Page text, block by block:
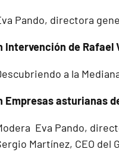
Pando, directora
Intervención de Rafael
a la
Empresas asturianas
Eva Pando,
Martínez, CEO del